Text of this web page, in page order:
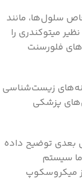
سلول‌ها، مانند
میتوکندری را
فلورسنت
زیست‌شناسی
پزشکی
بعدی توضیح داده
سیستم
میکروسکوپ